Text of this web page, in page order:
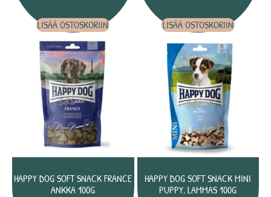
LISÄÄ OSTOSKORIIN LISÄÄ OSTOSKORIIN
HAPPY DOG SOFT SNACK FRANCE
ANKKA 100G
HAPPY DOG SOFT SNACK MINI
PUPPY, LAMMAS 100G